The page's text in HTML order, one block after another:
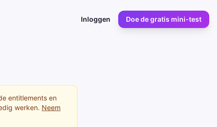
Inloggen Doe de gratis mini-test
entitlements en
werken. Neem